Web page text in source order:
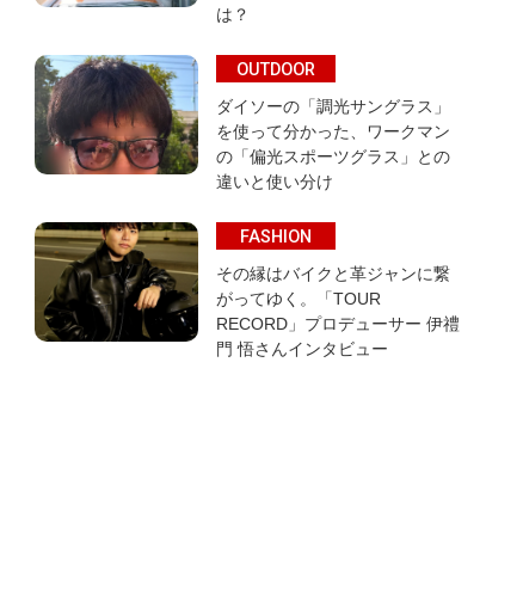
は？
OUTDOOR
ダイソーの「調光サングラス」
を使って分かった、ワークマン
の「偏光スポーツグラス」との
違いと使い分け
FASHION
その縁はバイクと革ジャンに繋
がってゆく。「TOUR
RECORD」プロデューサー 伊禮
門 悟さんインタビュー